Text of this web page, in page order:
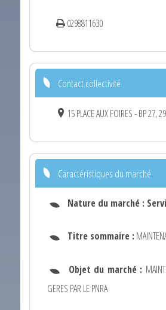
0298811630
Contact collectivité
15 PLACE AUX FOIRES - BP 27,
Caractéristiques du marché
Nature du marché :
Titre sommaire :
Objet du marché :
GERES PAR LE PNRA